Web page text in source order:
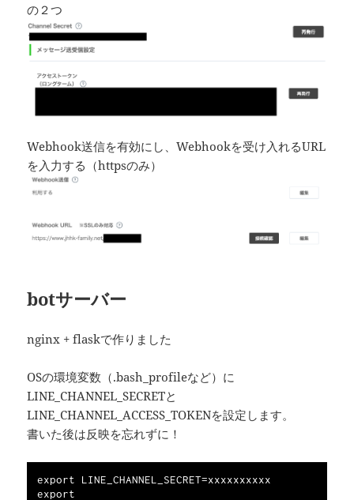
の２つ
Webhook送信を有効にし、Webhookを受け入れるURL
を入力する（httpsのみ）
botサーバー
nginx + flaskで作りました
OSの環境変数（.bash_profileなど）に
LINE_CHANNEL_SECRETと
LINE_CHANNEL_ACCESS_TOKENを設定します。
書いた後は反映を忘れずに！
export LINE_CHANNEL_SECRET=xxxxxxxxxx
export